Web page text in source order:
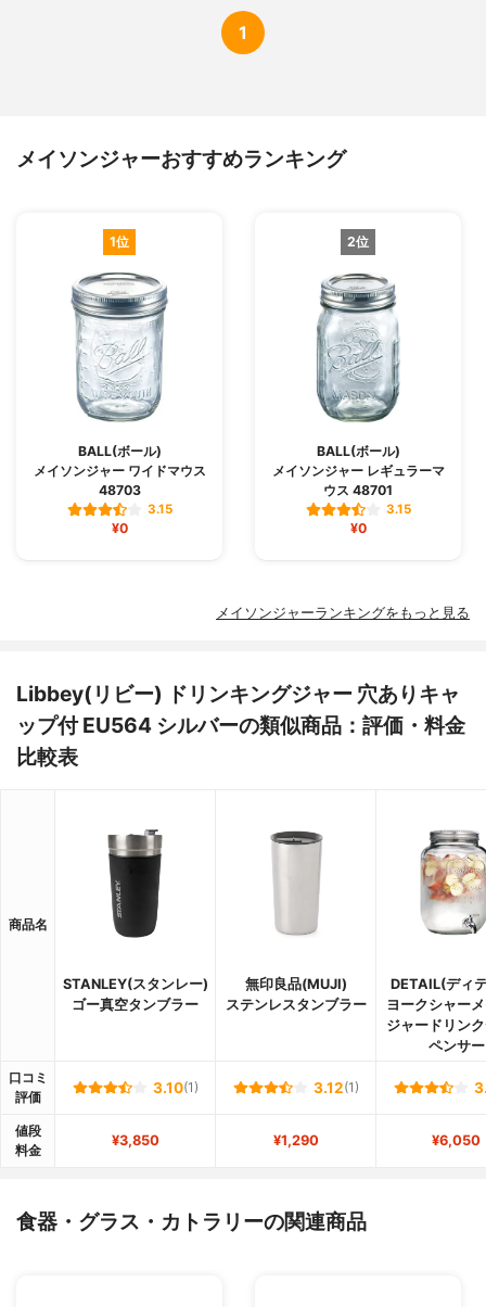
1
メイソンジャーおすすめランキング
1位
BALL(ボール)
メイソンジャー ワイドマウス
48703
3.15
¥0
2位
BALL(ボール)
メイソンジャー レギュラーマ
ウス 48701
3.15
¥0
メイソンジャーランキングをもっと見る
Libbey(リビー) ドリンキングジャー 穴ありキャ
ップ付 EU564 シルバーの類似商品：評価・料金
比較表
商品名
STANLEY(スタンレー)
ゴー真空タンブラー
無印良品(MUJI)
ステンレスタンブラー
DETAIL(ディ
ヨークシャー
ジャードリン
ペンサー
口コミ
評価
3.10(1) 3.12(1)
値段
料金
¥3,850 ¥1,290 ¥6,050
食器・グラス・カトラリーの関連商品